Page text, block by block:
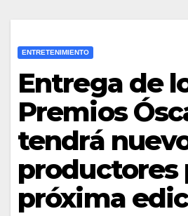
ENTRETENIMIENTO
Entrega de
Premios
tendrá
productores
próxima